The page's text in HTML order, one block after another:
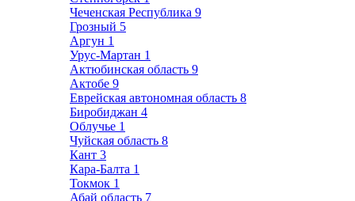
Чеченская Республика 9
Грозный 5
Аргун 1
Урус-Мартан 1
Актюбинская область 9
Актобе 9
Еврейская автономная область 8
Биробиджан 4
Облучье 1
Чуйская область 8
Кант 3
Кара-Балта 1
Токмок 1
Абай область 7